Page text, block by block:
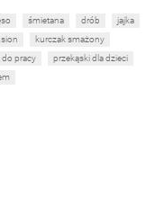
śmietana drób
jajka
kurczak smażony
do pracy
przekąski dla dzieci